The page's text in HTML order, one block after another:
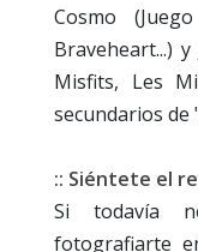
Cosmo
Braveheart...)
Misfits, Les
secundarios de
:: Siéntete el
Si todavía
fotografiarte